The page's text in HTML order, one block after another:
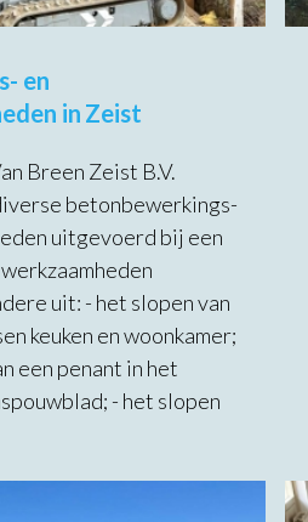
en
in Zeist
Breen Zeist B.V.
betonbewerkings-
uitgevoerd bij een
uit: - het slopen van
keuken en woonkamer;
een penant in het
- het slopen